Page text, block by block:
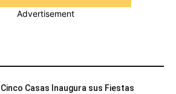
Cinco Casas Inaugura sus Fiestas